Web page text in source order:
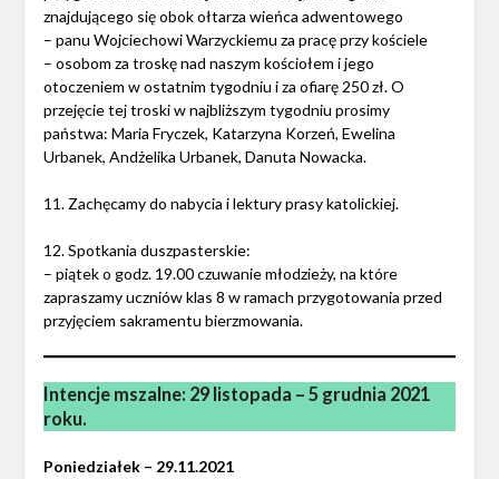
znajdującego się obok ołtarza wieńca adwentowego
– panu Wojciechowi Warzyckiemu za pracę przy kościele
– osobom za troskę nad naszym kościołem i jego
otoczeniem w ostatnim tygodniu i za ofiarę 250 zł. O
przejęcie tej troski w najbliższym tygodniu prosimy
państwa: Maria Fryczek, Katarzyna Korzeń, Ewelina
Urbanek, Andżelika Urbanek, Danuta Nowacka.
11. Zachęcamy do nabycia i lektury prasy katolickiej.
12. Spotkania duszpasterskie:
– piątek o godz. 19.00 czuwanie młodzieży, na które
zapraszamy uczniów klas 8 w ramach przygotowania przed
przyjęciem sakramentu bierzmowania.
Intencje mszalne: 29 listopada – 5 grudnia 2021
roku.
Poniedziałek – 29.11.2021